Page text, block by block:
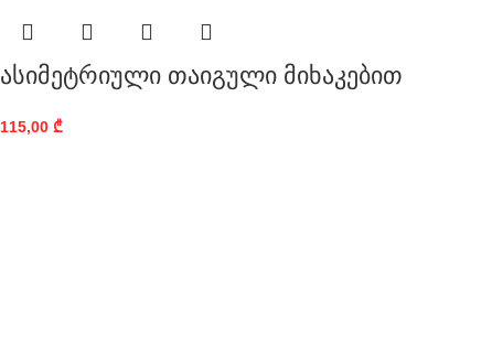
ასიმეტრიული თაიგული მიხაკებით
115,00 ₾